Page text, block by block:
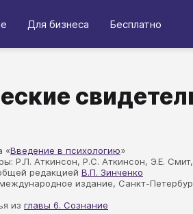
Для бизнеса Бесплатно
«Введение в психологию»
Р.Л. Аткинсон, Р.С. Аткинсон, Э.Е.
редакцией В.П. Зинченко
издание, Санкт-
из главы 6. Сознание